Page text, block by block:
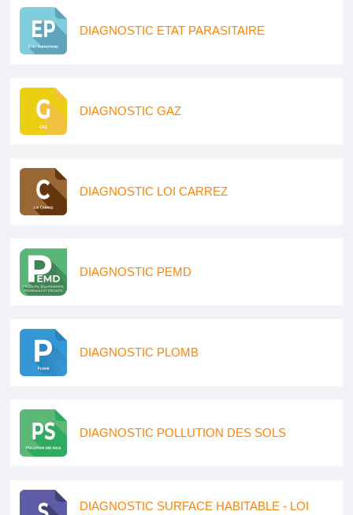
DIAGNOSTIC ETAT PARASITAIRE
DIAGNOSTIC GAZ
DIAGNOSTIC LOI CARREZ
DIAGNOSTIC PEMD
DIAGNOSTIC PLOMB
DIAGNOSTIC POLLUTION DES SOLS
DIAGNOSTIC SURFACE HABITABLE - LOI